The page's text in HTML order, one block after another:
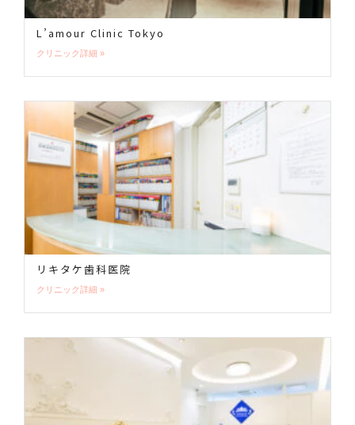
L’amour Clinic Tokyo
クリニック詳細 »
リキタケ歯科医院
クリニック詳細 »